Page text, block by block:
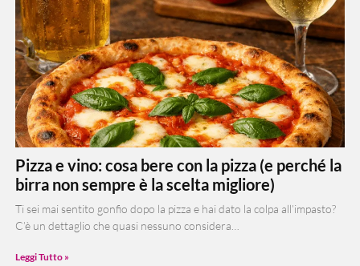
Pizza e vino: cosa bere con la pizza (e perché la
birra non sempre è la scelta migliore)
Ti sei mai sentito gonfio dopo la pizza e hai dato la colpa all’impasto?
C’è un dettaglio che quasi nessuno considera…
Leggi Tutto »